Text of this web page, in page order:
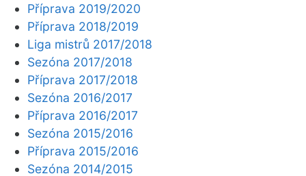
Příprava 2019/2020
Příprava 2018/2019
Liga mistrů 2017/2018
Sezóna 2017/2018
Příprava 2017/2018
Sezóna 2016/2017
Příprava 2016/2017
Sezóna 2015/2016
Příprava 2015/2016
Sezóna 2014/2015